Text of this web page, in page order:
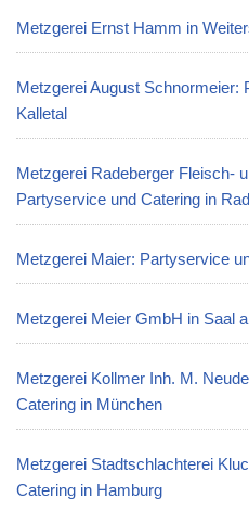
Metzgerei Ernst Hamm in
Metzgerei August Schnormeier:
Kalletal
Metzgerei Radeberger Fleisch-
Partyservice und Catering in
Metzgerei Maier: Partyservice
Metzgerei Meier GmbH in Saal
Metzgerei Kollmer Inh. M.
Catering in München
Metzgerei Stadtschlachterei
Catering in Hamburg